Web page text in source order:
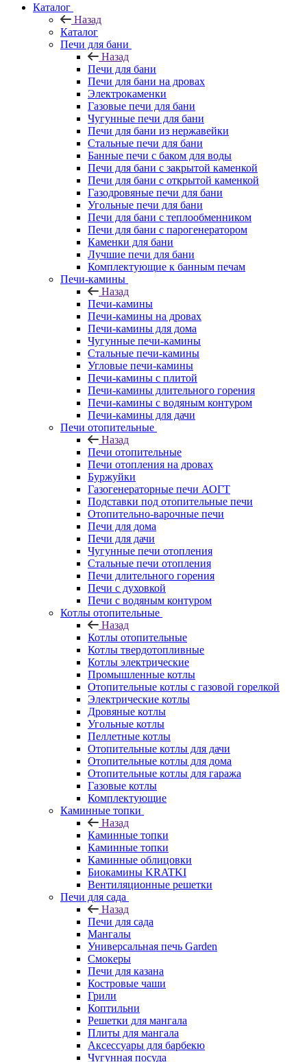
Каталог
Назад
Каталог
Печи для бани
Назад
Печи для бани
Печи для бани на дровах
Электрокаменки
Газовые печи для бани
Чугунные печи для бани
Печи для бани из нержавейки
Стальные печи для бани
Банные печи с баком для воды
Печи для бани с закрытой каменкой
Печи для бани с открытой каменкой
Газодровяные печи для бани
Угольные печи для бани
Печи для бани с теплообменником
Печи для бани с парогенератором
Каменки для бани
Лучшие печи для бани
Комплектующие к банным печам
Печи-камины
Назад
Печи-камины
Печи-камины на дровах
Печи-камины для дома
Чугунные печи-камины
Стальные печи-камины
Угловые печи-камины
Печи-камины с плитой
Печи-камины длительного горения
Печи-камины с водяным контуром
Печи-камины для дачи
Печи отопительные
Назад
Печи отопительные
Печи отопления на дровах
Буржуйки
Газогенераторные печи АОГТ
Подставки под отопительные печи
Отопительно-варочные печи
Печи для дома
Печи для дачи
Чугунные печи отопления
Стальные печи отопления
Печи длительного горения
Печи с духовкой
Печи с водяным контуром
Котлы отопительные
Назад
Котлы отопительные
Котлы твердотопливные
Котлы электрические
Промышленные котлы
Отопительные котлы с газовой горелкой
Электрические котлы
Дровяные котлы
Угольные котлы
Пеллетные котлы
Отопительные котлы для дачи
Отопительные котлы для дома
Отопительные котлы для гаража
Газовые котлы
Комплектующие
Каминные топки
Назад
Каминные топки
Каминные топки
Каминные облицовки
Биокамины KRATKI
Вентиляционные решетки
Печи для сада
Назад
Печи для сада
Мангалы
Универсальная печь Garden
Смокеры
Печи для казана
Костровые чаши
Грили
Коптильни
Решетки для мангала
Плиты для мангала
Аксессуары для барбекю
Чугунная посуда